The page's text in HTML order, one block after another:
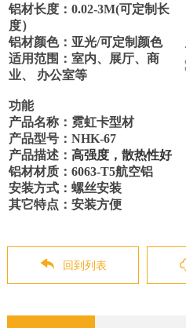
铝材长度： 0.02-3M(可定制长
度）
铝材颜色：亚光/可定制颜色
适用范围：室内、展厅、商
业、
办公室等
功能
产品名称：霓虹卡型材
产品型号： NHK-67
产品描述： 高强度，散热性好
铝材材质： 6063-T5航空铝
安装方式：螺丝安装
其它特点：安装方便
回到列表